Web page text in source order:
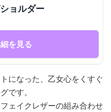
ョルダー
を見る
になった、乙女心をくすぐ
です。
ェイクレザーの組み合わせ